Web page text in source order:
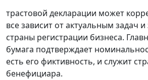
трастовой декларации может
все зависит от актуальным задач
страны регистрации бизнеса.
бумага подтверждает
есть его фиктивность, и служит
бенефициара.